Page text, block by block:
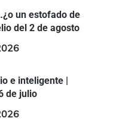
un estofado de
del 2 de agosto
e inteligente |
de julio